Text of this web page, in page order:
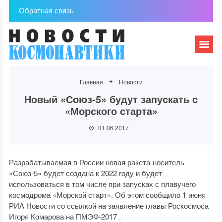
Обратная связь
Главная Новости
Новый «Союз-5» будут запускать с
«Морского старта»
01.06.2017
Разрабатываемая в России новая ракета-носитель
«Союз-5» будет создана к 2022 году и будет
использоваться в том числе при запусках с плавучего
космодрома «Морской старт». Об этом сообщило 1 июня
РИА Новости со ссылкой на заявление главы Роскосмоса
Игоря Комарова на ПМЭФ-2017 .